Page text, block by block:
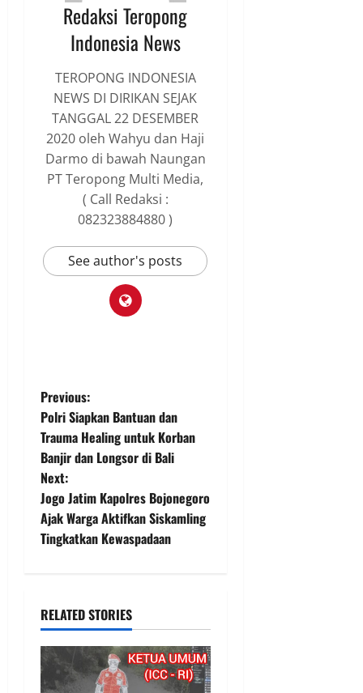
Redaksi Teropong
Indonesia News
TEROPONG INDONESIA
NEWS DI DIRIKAN SEJAK
TANGGAL 22 DESEMBER
2020 oleh Wahyu dan Haji
Darmo di bawah Naungan
PT Teropong Multi Media,
( Call Redaksi :
082323884880 )
See author's posts
P
o
s
t
n
v
i
g
Previous:
Polri Siapkan Bantuan dan
Trauma Healing untuk Korban
Banjir dan Longsor di Bali
Next:
Jogo Jatim Kapolres Bojonegoro
Ajak Warga Aktifkan Siskamling
Tingkatkan Kewaspadaan
RELATED STORIES